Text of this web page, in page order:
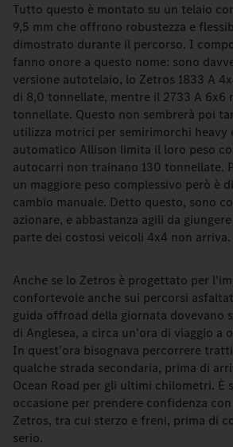
Tutto questo è montato su un telaio
9,5 mm che offrono robustezza e
dimostrato durante il percorso. I
fanno onore a questo nome: sono
versione autotelaio, lo Zetros 1833 A
di 8,0 tonnellate, mentre il 2733 A 6x6
tonnellate. Questo non sembrerà poi
utilizza motrici per semirimorchi heavy
automatico Allison limita il loro peso
autocarri non trainano 130 tonnellate.
un maggiore peso complessivo però è
cambio manuale. Detto questo, sono
azionare, e abbastanza agili da
parte dei costosi veicoli 4x4 non arriva.
Anche se lo Zetros è progettato per
confortevole anche sui percorsi
guida offroad della giornata dovevano
di Anglesea, a circa un'ora di viaggio a
In quest'ora bisognava percorrere
qualche strada secondaria, prima di
Ocean Road per gli ultimi chilometri. È
occasione per prendere confidenza
Zetros, tra cui sterzo e freni, prima di
serio.